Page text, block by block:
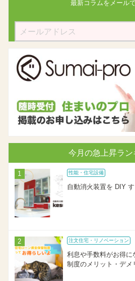
最新コラムを メール
今月の急上昇ラン
性能・住宅設備
自動消火装置を DIY
注文住宅・リノベーション
利息や手数料がお得
制度のメリット・デメ